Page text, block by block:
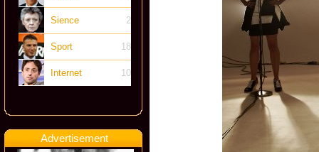
Sience 2
Sport 18
Internet 10
Advertisement